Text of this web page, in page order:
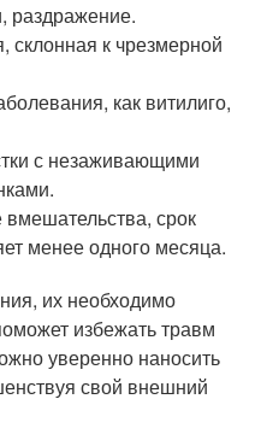
раздражение.
склонная к чрезмерной
как витилиго,
с незаживающими
срок
менее одного месяца.
их необходимо
избежать травм
уверенно наносить
свой внешний